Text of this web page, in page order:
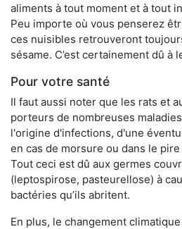
aliments à tout moment et à tout
Peu importe où vous penserez
ces nuisibles retrouveront
sésame. C’est certainement dû à
Pour votre santé
Il faut aussi noter que les rats et
porteurs de nombreuses
l'origine d'infections, d'une
en cas de morsure ou dans le
Tout ceci est dû aux germes
(leptospirose, pasteurellose) à
bactéries qu’ils abritent.
En plus, le changement climatique